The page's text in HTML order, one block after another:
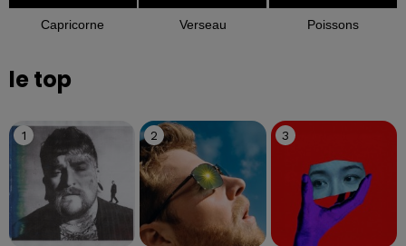
Capricorne Verseau Poissons
le top
1 2 3